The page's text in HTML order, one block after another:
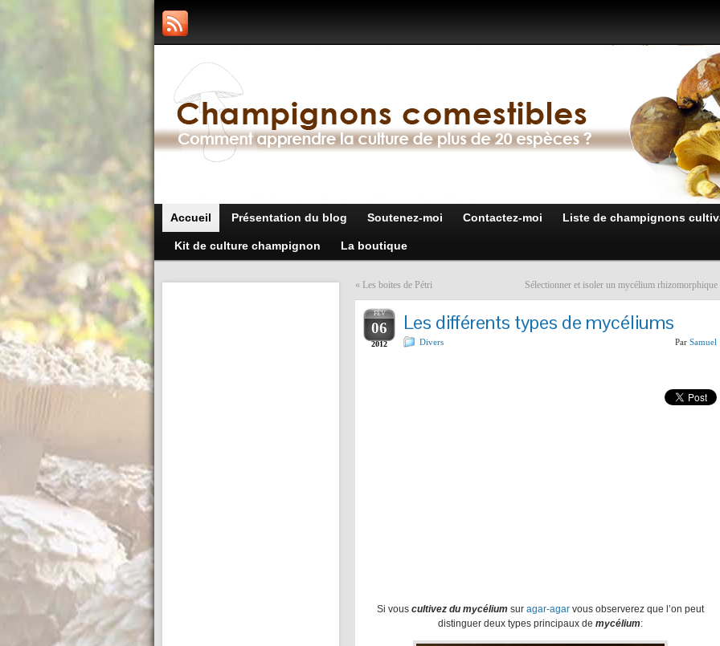
Accueil Présentation du blog Soutenez-moi Contactez-moi Liste de champignons
Kit de culture champignon La boutique
« Les boites de Pétri Sélectionner et isoler un mycélium rhizomorphique
FÉV
06
2012
Les différents types de mycéliums
Divers Par Samuel
Si vous cultivez du mycéliumsur agar-agarvous observerez que l’on peut
distinguer deux types principaux de mycélium: